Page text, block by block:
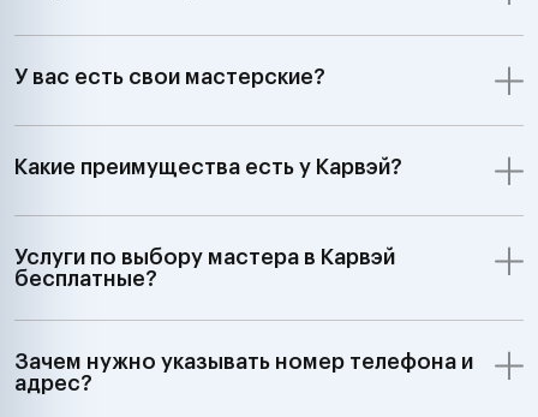
У вас есть свои мастерские?
Какие преимущества есть у Карвэй?
Услуги по выбору мастера в Карвэй
бесплатные?
Зачем нужно указывать номер телефона и
адрес?